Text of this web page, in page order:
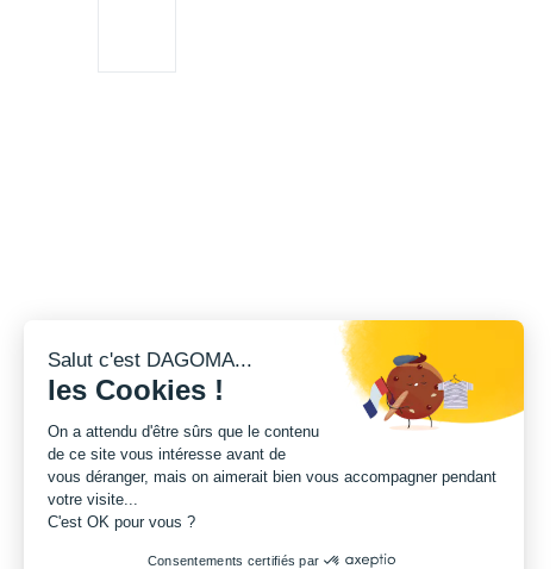
Salut c'est DAGOMA...
les Cookies !
On a attendu d'être sûrs que le contenu
de ce site vous intéresse avant de
vous déranger, mais on aimerait bien vous accompagner pendant
votre visite...
C'est OK pour vous ?
Consentements certifiés par